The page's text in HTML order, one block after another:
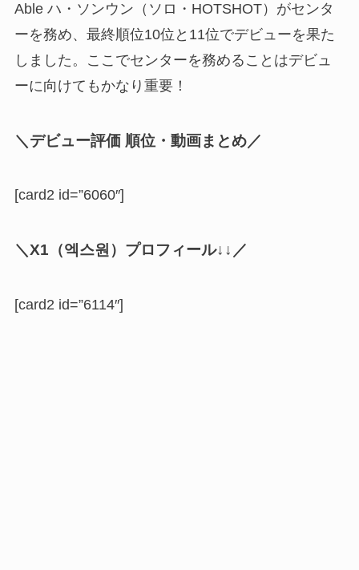
Able ハ・ソンウン（ソロ・HOTSHOT）がセンタ
ーを務め、最終順位10位と11位でデビューを果た
しました。ここでセンターを務めることはデビュ
ーに向けてもかなり重要！
＼デビュー評価 順位・動画まとめ／
[card2 id=”6060″]
＼X1（엑스원 ）プロフィール↓↓／
[card2 id=”6114″]